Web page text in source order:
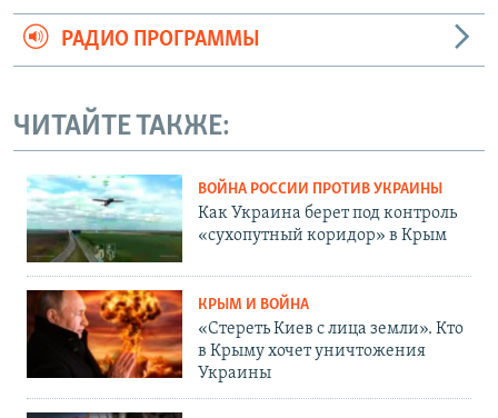
РАДИО ПРОГРАММЫ
ЧИТАЙТЕ ТАКЖЕ:
ВОЙНА РОССИИ ПРОТИВ УКРАИНЫ
Как Украина берет под контроль
«сухопутный коридор» в Крым
КРЫМ И ВОЙНА
«Стереть Киев с лица земли». Кто
в Крыму хочет уничтожения
Украины